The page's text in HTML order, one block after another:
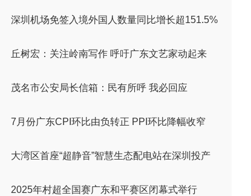
深圳机场免签入境外国人数量同比增长超151.5%
丘树宏：关注岭南写作 呼吁广东文艺家动起来
茂名市公安局长信箱：民有所呼 我必回应
7月份广东CPI环比由负转正 PPI环比降幅收窄
大湾区首座“超静音”智慧生态配电站在深圳投产
2025年村超全国赛广东和平赛区闭幕式举行